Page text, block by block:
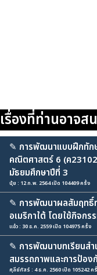
เรื่องที่ท่านอาจส
✎ การพัฒนาแบบฝึกทัก
คณิตศาสตร์ 6 (ค
มัธยมศึกษาปีที่ 3
นุ้ย : 12 ก.พ. 2564 เปิด 104409 ครั้ง
✎ การพัฒนาผลสัมฤทธิ์
อเมริกาใต้ โดยใช้กิจก
แอ๋ว : 30 ธ.ค. 2559 เปิด 104975 ครั้ง
✎ การพัฒนาบทเรียนสำ
สมรรถภาพและการป้อง
ศุลีย์ภัสร์ : 4 ธ.ค. 2560 เปิด 105242 ค